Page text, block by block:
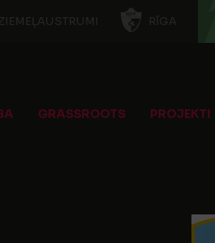
RĪGA
GRASSROOTS PROJEKTI